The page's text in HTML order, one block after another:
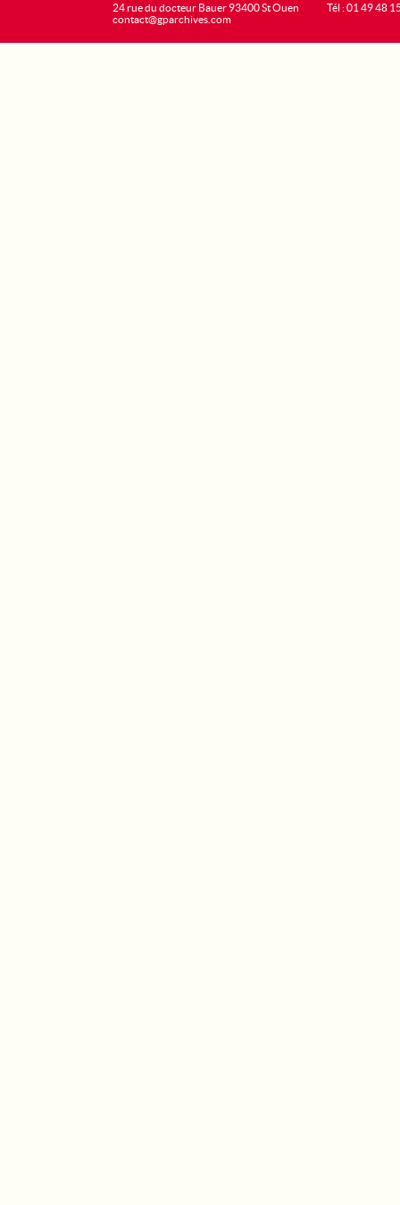
24 rue du docteur Bauer 93400 St Ouen
contact@gparchives.com
Tél : 01 49 48